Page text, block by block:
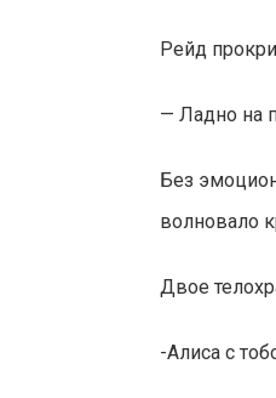
Рейд
— Ладно на
Без
волновало
Двое
-Алиса с